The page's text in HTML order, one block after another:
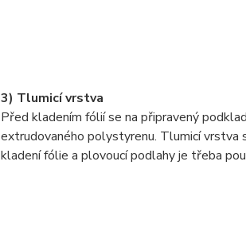
3) Tlumicí vrstva
Před kladením fólií se na připravený
extrudovaného polystyrenu. Tlumicí vrstva
kladení fólie a plovoucí podlahy je třeba